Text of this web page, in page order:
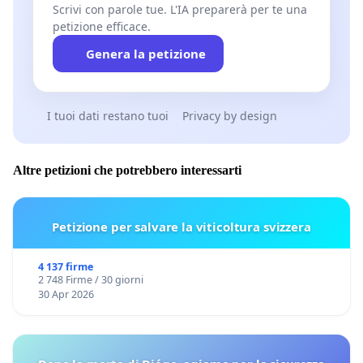
Scrivi con parole tue. L'IA preparerà per te una
petizione efficace.
Genera la petizione
I tuoi dati restano tuoi Privacy by design
Altre petizioni che potrebbero interessarti
Petizione per salvare la viticoltura svizzera
4 137 firme
2 748 Firme / 30 giorni
30 Apr 2026